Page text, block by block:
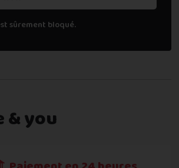
sûrement bloqué.
(
voir comment
& you